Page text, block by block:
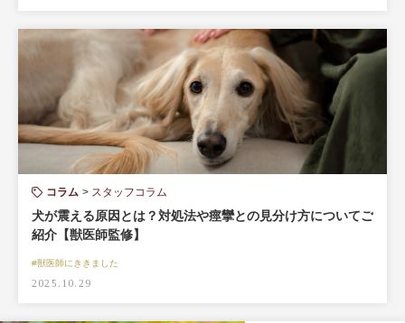
コラム スタッフコラム
犬が震える原因とは？対処法や痙攣との見分け方についてご
紹介【獣医師監修】
#獣医師にききました
2025.10.29